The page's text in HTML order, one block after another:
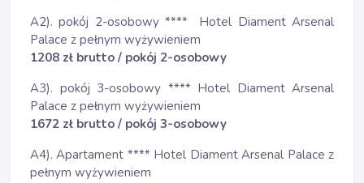
A2). pokój 2-osobowy **** Hotel Diament Arsenal
Palace z pełnym wyżywieniem
1208 zł brutto / pokój 2-osobowy
A3). pokój 3-osobowy **** Hotel Diament Arsenal
Palace z pełnym wyżywieniem
1672 zł brutto / pokój 3-osobowy
A4). Apartament **** Hotel Diament Arsenal Palace z
pełnym wyżywieniem